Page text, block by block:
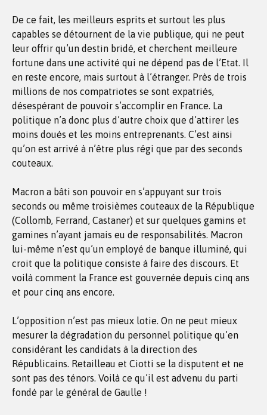
De ce fait, les meilleurs esprits et surtout les plus
capables se détournent de la vie publique, qui ne peut
leur offrir qu’un destin bridé, et cherchent meilleure
fortune dans une activité qui ne dépend pas de l’Etat. Il
en reste encore, mais surtout à l’étranger. Près de trois
millions de nos compatriotes se sont expatriés,
désespérant de pouvoir s’accomplir en France. La
politique n’a donc plus d’autre choix que d’attirer les
moins doués et les moins entreprenants. C’est ainsi
qu’on est arrivé à n’être plus régi que par des seconds
couteaux.
Macron a bâti son pouvoir en s’appuyant sur trois
seconds ou même troisièmes couteaux de la République
(Collomb, Ferrand, Castaner) et sur quelques gamins et
gamines n’ayant jamais eu de responsabilités. Macron
lui-même n’est qu’un employé de banque illuminé, qui
croit que la politique consiste à faire des discours. Et
voilà comment la France est gouvernée depuis cinq ans
et pour cinq ans encore.
L’opposition n’est pas mieux lotie. On ne peut mieux
mesurer la dégradation du personnel politique qu’en
considérant les candidats à la direction des
Républicains. Retailleau et Ciotti se la disputent et ne
sont pas des ténors. Voilà ce qu’il est advenu du parti
fondé par le général de Gaulle !